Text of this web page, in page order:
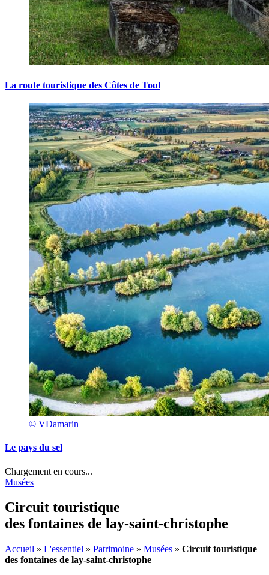
La route touristique des Côtes de Toul
© VDamarin
Le pays du sel
Chargement en cours...
Musées
Circuit touristique
des fontaines de lay-saint-christophe
Accueil » L'essentiel » Patrimoine » Musées » Circuit touristique
des fontaines de lay-saint-christophe